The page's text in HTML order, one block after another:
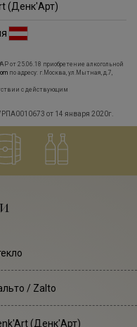
(Денк'Арт)
от 25.06.18 приобретение алкогольной
по адресу: г.Москва, ул.Мытная, д.7,
с действующим
от 14 января 2020г.
/ Zalto
(Денк'Арт)